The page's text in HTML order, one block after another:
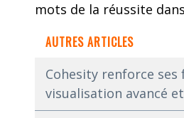
mots de la réussite
AUTRES ARTICLES
Cohesity renforce ses
visualisation avancé